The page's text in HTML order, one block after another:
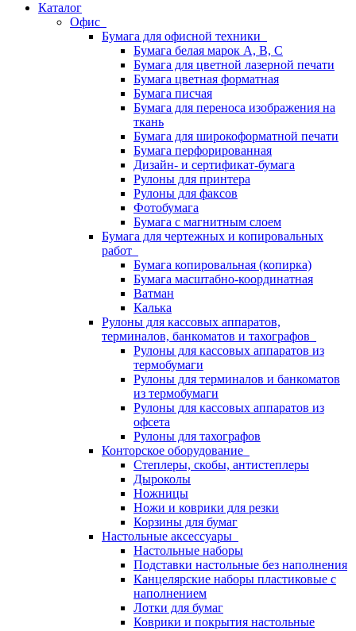
Каталог
Офис
Бумага для офисной техники
Бумага белая марок А, В, С
Бумага для цветной лазерной печати
Бумага цветная форматная
Бумага писчая
Бумага для переноса изображения на
ткань
Бумага для широкоформатной печати
Бумага перфорированная
Дизайн- и сертификат-бумага
Рулоны для принтера
Рулоны для факсов
Фотобумага
Бумага с магнитным слоем
Бумага для чертежных и копировальных
работ
Бумага копировальная (копирка)
Бумага масштабно-координатная
Ватман
Калька
Рулоны для кассовых аппаратов,
терминалов, банкоматов и тахографов
Рулоны для кассовых аппаратов из
термобумаги
Рулоны для терминалов и банкоматов
из термобумаги
Рулоны для кассовых аппаратов из
офсета
Рулоны для тахографов
Конторское оборудование
Степлеры, скобы, антистеплеры
Дыроколы
Ножницы
Ножи и коврики для резки
Корзины для бумаг
Настольные аксессуары
Настольные наборы
Подставки настольные без наполнения
Канцелярские наборы пластиковые с
наполнением
Лотки для бумаг
Коврики и покрытия настольные